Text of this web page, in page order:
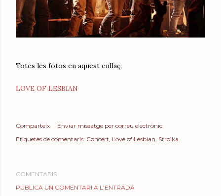
Totes les fotos en aquest enllaç:
LOVE OF LESBIAN
Comparteix
Enviar missatge per correu electrònic
Etiquetes de comentaris: Concert Love of Lesbian Stroika
COMENTARIS
PUBLICA UN COMENTARI A L'ENTRADA